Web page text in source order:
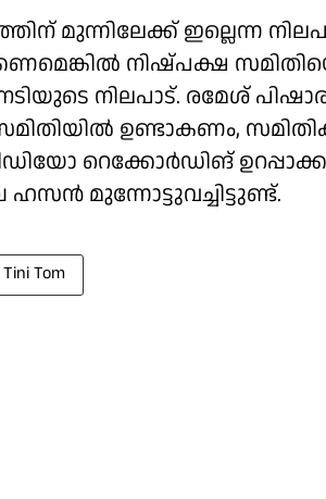
മുന്നിലേക്ക് ഇല്ലെന്ന
നിഷ്പക്ഷ
നിലപാട്. രമേശ്
ഉണ്ടാകണം,
റെക്കോർഡിങ്
മുന്നോട്ടുവച്ചിട്ടുണ്ട്.
Tini Tom